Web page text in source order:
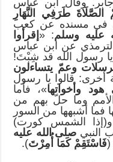
الصَّلَاةَ طَرَفِي النَّهَارِ
في مسنده عن كعب
عليه وسلم: « إقرأوا
عن ابن عباس
رسول الله قد شِبْتَ!
وعمّ يتساءلون
أخرى: قالوا يا رسول
هود وأخواتها»، فأما
وما حلّ بهم من
فما أشبهها من السور
و(إذا الشمس كورت)
النبي صلى الله عليه
(فَاسْتَقِمْ كَمَا أُمِرْتَ).